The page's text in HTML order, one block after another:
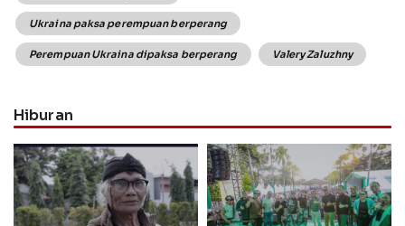
Ukraina paksa perempuan berperang
Perempuan Ukraina dipaksa berperang Valery Zaluzhny
Hiburan